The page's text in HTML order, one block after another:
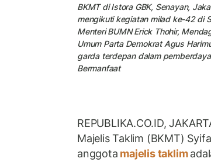
BKMT di Istora GBK, Senayan,
mengikuti kegiatan milad ke-42 di
Menteri BUMN Erick Thohir,
Umum Parta Demokrat Agus
garda terdepan dalam
Bermanfaat
REPUBLIKA.CO.ID,
Majelis Taklim (BKMT)
anggota majelis taklim